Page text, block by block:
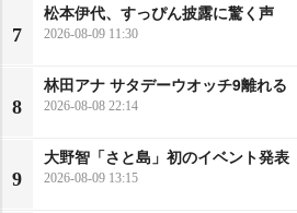
7
松本伊代、すっぴん披露に驚く声
2026-08-09 11:30
8
林田アナ サタデーウオッチ9離れる
2026-08-08 22:14
9
大野智「さと島」初のイベント発表
2026-08-09 13:15